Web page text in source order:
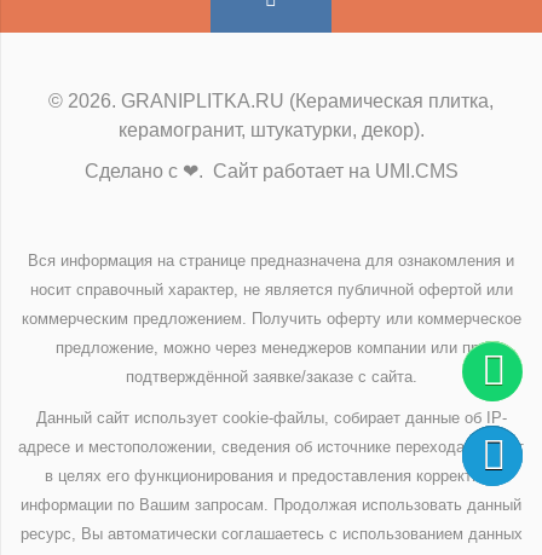
© 2026. GRANIPLITKA.RU (Керамическая плитка,
керамогранит, штукатурки, декор).
Сделано с ❤. Сайт работает на UMI.CMS
Вся информация на странице предназначена для ознакомления и
носит справочный характер, не является публичной офертой или
коммерческим предложением. Получить оферту или коммерческое
предложение, можно через менеджеров компании или при
подтверждённой заявке/заказе с сайта.
Данный сайт использует cookie-файлы, собирает данные об IP-
адресе и местоположении, сведения об источнике перехода на сайт
в целях его функционирования и предоставления корректной
информации по Вашим запросам. Продолжая использовать данный
ресурс, Вы автоматически соглашаетесь с использованием данных